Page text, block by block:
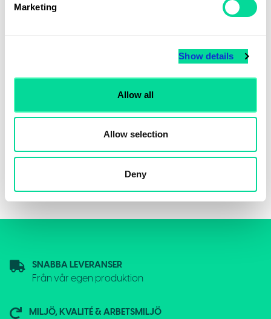
Marketing
Show details
Allow all
Allow selection
Deny
SNABBA LEVERANSER
Från vår egen produktion
MILJÖ, KVALITÉ & ARBETSMILJÖ